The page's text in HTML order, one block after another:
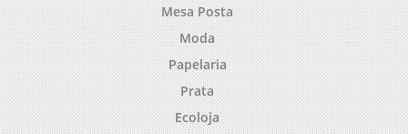
Mesa Posta
Moda
Papelaria
Prata
Ecoloja